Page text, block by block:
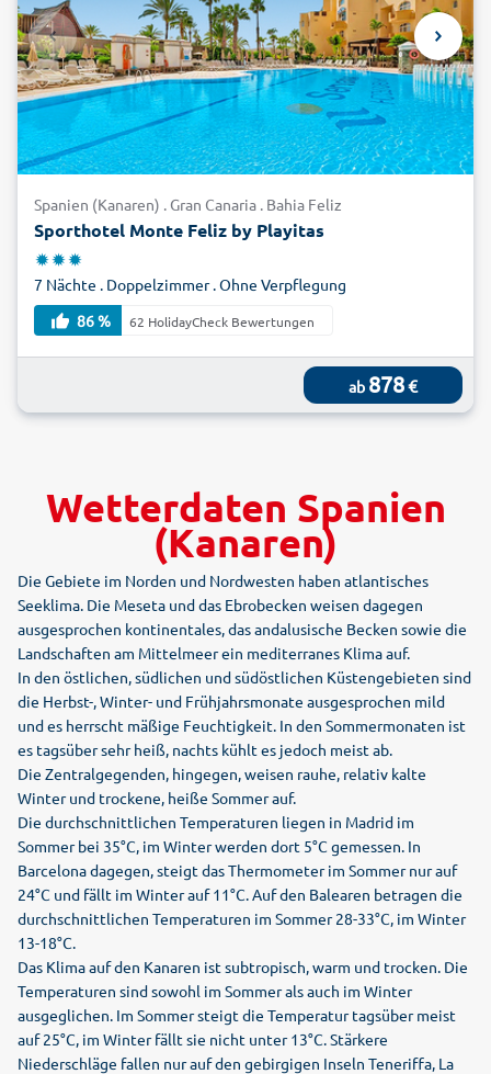
Spanien (Kanaren) . Gran Canaria . Bahia Feliz
Sporthotel Monte Feliz by Playitas
7 Nächte . Doppelzimmer . Ohne Verpflegung
86 %
62 HolidayCheck Bewertungen
ab 878€
Wetterdaten Spanien
(Kanaren)
Die Gebiete im Norden und Nordwesten haben atlantisches
Seeklima. Die Meseta und das Ebrobecken weisen dagegen
ausgesprochen kontinentales, das andalusische Becken sowie die
Landschaften am Mittelmeer ein mediterranes Klima auf.
In den östlichen, südlichen und südöstlichen Küstengebieten sind
die Herbst-, Winter- und Frühjahrsmonate ausgesprochen mild
und es herrscht mäßige Feuchtigkeit. In den Sommermonaten ist
es tagsüber sehr heiß, nachts kühlt es jedoch meist ab.
Die Zentralgegenden, hingegen, weisen rauhe, relativ kalte
Winter und trockene, heiße Sommer auf.
Die durchschnittlichen Temperaturen liegen in Madrid im
Sommer bei 35°C, im Winter werden dort 5°C gemessen. In
Barcelona dagegen, steigt das Thermometer im Sommer nur auf
24°C und fällt im Winter auf 11°C. Auf den Balearen betragen die
durchschnittlichen Temperaturen im Sommer 28-33°C, im Winter
13-18°C.
Das Klima auf den Kanaren ist subtropisch, warm und trocken. Die
Temperaturen sind sowohl im Sommer als auch im Winter
ausgeglichen. Im Sommer steigt die Temperatur tagsüber meist
auf 25°C, im Winter fällt sie nicht unter 13°C. Stärkere
Niederschläge fallen nur auf den gebirgigen Inseln Teneriffa, La